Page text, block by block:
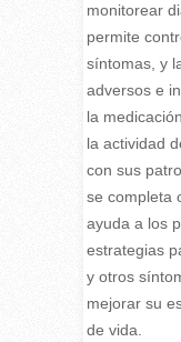
monitorear
permite
síntomas, y
adversos e
la
la actividad
con sus
se completa
ayuda a los
estrategias
y otros
mejorar su
de vida.